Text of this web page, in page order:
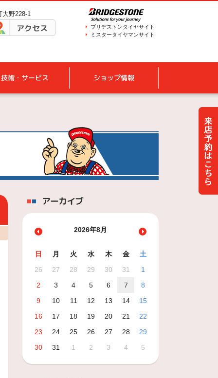
大野228-1
アクセス
ブリヂストンタイヤサイト
ミスタータイヤマンサイト
技術・サービス ショップ情報
アーカイブ
2026年8月
日 月 火 水 木 金
土
26
27 28 29 30 31
1
2
3 4 5 6 7
8
9
10 11 12 13 14
15
16
17 18 19 20 21
22
23
24 25 26 27 28
29
30
31 1 2 3 4 5